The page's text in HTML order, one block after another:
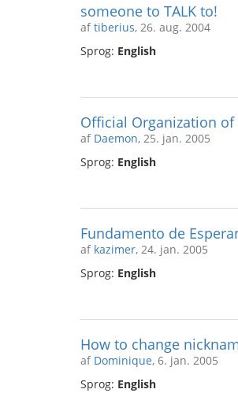
someone to TALK to!
aftiberius, 26. aug. 2004
Sprog: English
Official Organization
af Daemon, 25. jan. 2005
Sprog: English
Fundamento de
af kazimer, 24. jan. 2005
Sprog: English
How to change
af Dominique, 6. jan. 2005
Sprog: English